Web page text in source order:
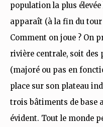
population la plus
apparaît (à la fin du
Comment on joue ? On
rivière centrale, soit des
(majoré ou pas en
place sur son plateau
trois bâtiments de base
évident. Tout le monde